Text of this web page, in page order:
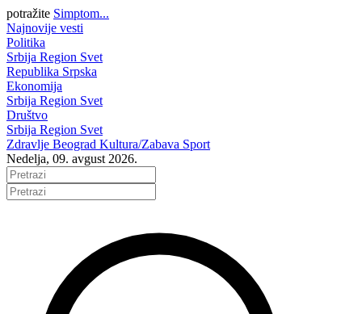
potražite Simptom...
Najnovije vesti
Politika
Srbija Region Svet
Republika Srpska
Ekonomija
Srbija Region Svet
Društvo
Srbija Region Svet
Zdravlje Beograd Kultura/Zabava Sport
Nedelja, 09. avgust 2026.